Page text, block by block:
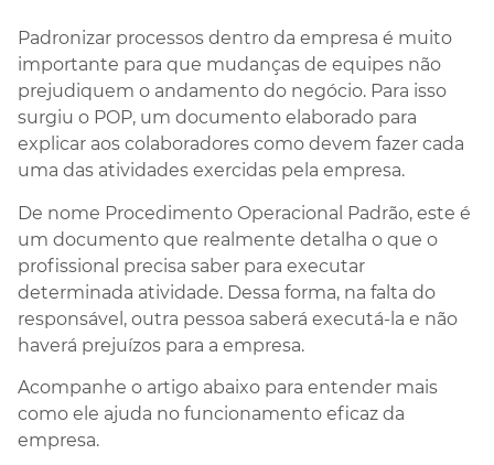
Padronizar processos dentro da empresa é muito
importante para que mudanças de equipes não
prejudiquem o andamento do negócio. Para isso
surgiu o POP, um documento elaborado para
explicar aos colaboradores como devem fazer cada
uma das atividades exercidas pela empresa.
De nome Procedimento Operacional Padrão, este é
um documento que realmente detalha o que o
profissional precisa saber para executar
determinada atividade. Dessa forma, na falta do
responsável, outra pessoa saberá executá-la e não
haverá prejuízos para a empresa.
Acompanhe o artigo abaixo para entender mais
como ele ajuda no funcionamento eficaz da
empresa.